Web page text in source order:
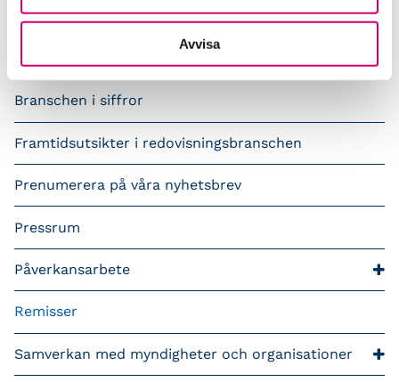
Avvisa
Tillbaka till övriga remisser
Press och opinion
Branschen i siffror
Framtidsutsikter i redovisningsbranschen
Prenumerera på våra nyhetsbrev
Pressrum
Påverkansarbete
Remisser
Samverkan med myndigheter och organisationer